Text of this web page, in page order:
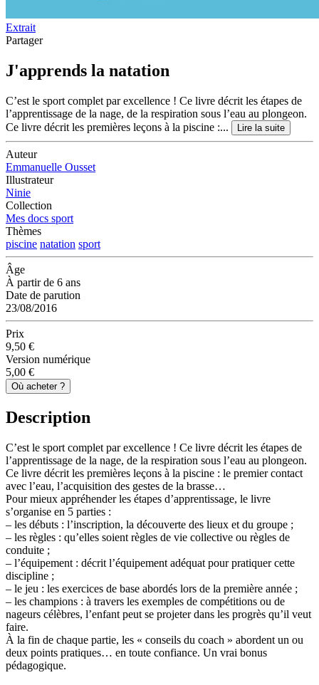
Extrait
Partager
J'apprends la natation
C’est le sport complet par excellence ! Ce livre décrit les étapes de
l’apprentissage de la nage, de la respiration sous l’eau au plongeon.
Ce livre décrit les premières leçons à la piscine :...
Lire la suite
Auteur
Emmanuelle Ousset
Illustrateur
Ninie
Collection
Mes docs sport
Thèmes
piscine natation sport
Âge
À partir de 6 ans
Date de parution
23/08/2016
Prix
9,50 €
Version numérique
5,00 €
Où acheter ?
Description
C’est le sport complet par excellence ! Ce livre décrit les étapes de
l’apprentissage de la nage, de la respiration sous l’eau au plongeon.
Ce livre décrit les premières leçons à la piscine : le premier contact
avec l’eau, l’acquisition des gestes de la brasse…
Pour mieux appréhender les étapes d’apprentissage, le livre
s’organise en 5 parties :
– les débuts : l’inscription, la découverte des lieux et du groupe ;
– les règles : qu’elles soient règles de vie collective ou règles de
conduite ;
– l’équipement : décrit l’équipement adéquat pour pratiquer cette
discipline ;
– le jeu : les exercices de base abordés lors de la première année ;
– les champions : à travers les exemples de compétitions ou de
nageurs célèbres, l’enfant peut se projeter dans les progrès qu’il veut
faire.
À la fin de chaque partie, les « conseils du coach » abordent un ou
deux points pratiques… en toute confiance. Un vrai bonus
pédagogique.